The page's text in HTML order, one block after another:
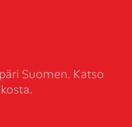
Suomen. Katso